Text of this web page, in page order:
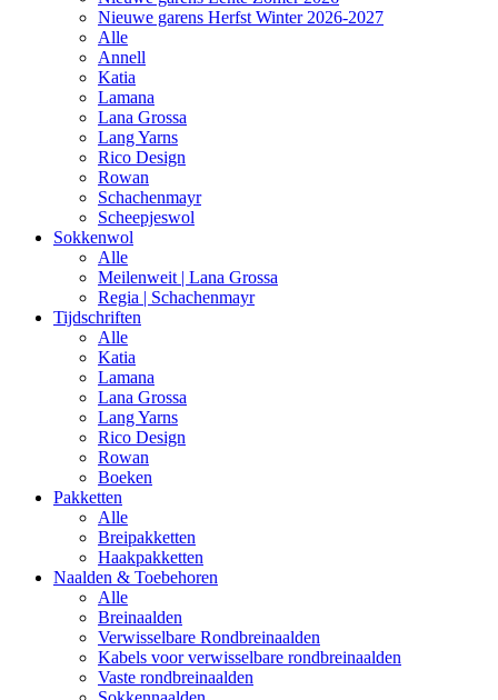
Nieuwe garens Herfst Winter 2026-2027
Alle
Annell
Katia
Lamana
Lana Grossa
Lang Yarns
Rico Design
Rowan
Schachenmayr
Scheepjeswol
Sokkenwol
Alle
Meilenweit | Lana Grossa
Regia | Schachenmayr
Tijdschriften
Alle
Katia
Lamana
Lana Grossa
Lang Yarns
Rico Design
Rowan
Boeken
Pakketten
Alle
Breipakketten
Haakpakketten
Naalden & Toebehoren
Alle
Breinaalden
Verwisselbare Rondbreinaalden
Kabels voor verwisselbare rondbreinaalden
Vaste rondbreinaalden